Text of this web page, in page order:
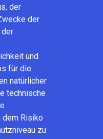
der
der
und
für die
natürlicher
technische
dem Risiko
zu